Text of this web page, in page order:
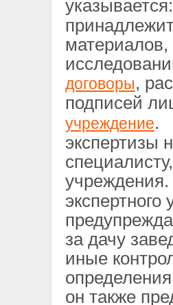
договоры,
подписей
учреждение.
экспертизы
экспертного
за дачу
иные
определения
он также